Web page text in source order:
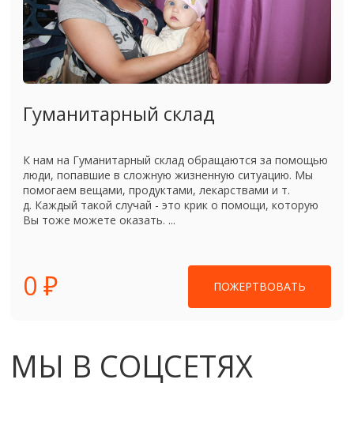
Гуманитарный склад
К нам на Гуманитарный склад обращаются за помощью
люди, попавшие в сложную жизненную ситуацию. Мы
помогаем вещами, продуктами, лекарствами и т.
д. Каждый такой случай - это крик о помощи, которую
Вы тоже можете оказать. ...
0 ₽ ПОЖЕРТВОВАТЬ
МЫ В СОЦСЕТЯХ